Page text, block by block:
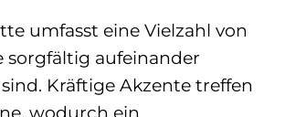
umfasst eine Vielzahl von
sorgfältig aufeinander
Kräftige Akzente treffen
wodurch ein